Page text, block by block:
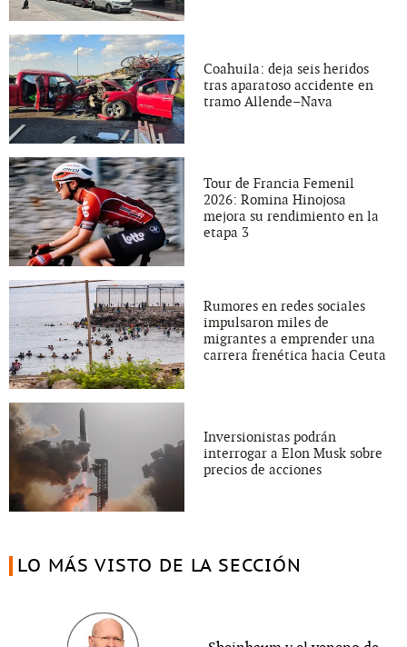
Coahuila: deja seis heridos
tras aparatoso accidente en
tramo Allende–Nava
Tour de Francia Femenil
2026: Romina Hinojosa
mejora su rendimiento en la
etapa 3
Rumores en redes sociales
impulsaron miles de
migrantes a emprender una
carrera frenética hacia Ceuta
Inversionistas podrán
interrogar a Elon Musk sobre
precios de acciones
LO MÁS VISTO DE LA SECCIÓN